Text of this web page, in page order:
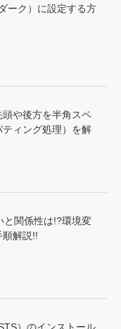
ーク）に設定する方
や後方を半角スペ
ィング処理）を解
と関係性は!?環境変
解説!!